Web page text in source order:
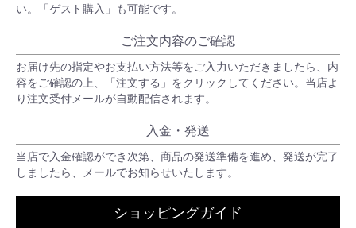
い。「ゲスト購入」も可能です。
ご注文内容のご確認
お届け先の指定やお支払い方法等をご入力いただきましたら、内
容をご確認の上、「注文する」をクリックしてください。当店よ
り注文受付メールが自動配信されます。
入金・発送
当店で入金確認ができ次第、商品の発送準備を進め、発送が完了
しましたら、メールでお知らせいたします。
ショッピングガイド